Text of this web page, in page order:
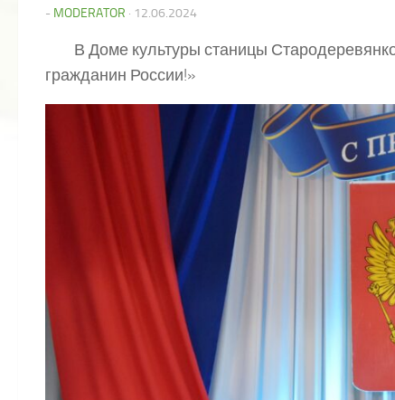
- MODERATOR · 12.06.2024
В Доме культуры станицы
гражданин России!»